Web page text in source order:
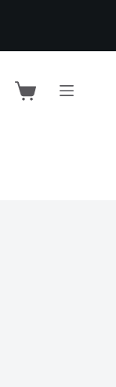
Shopping